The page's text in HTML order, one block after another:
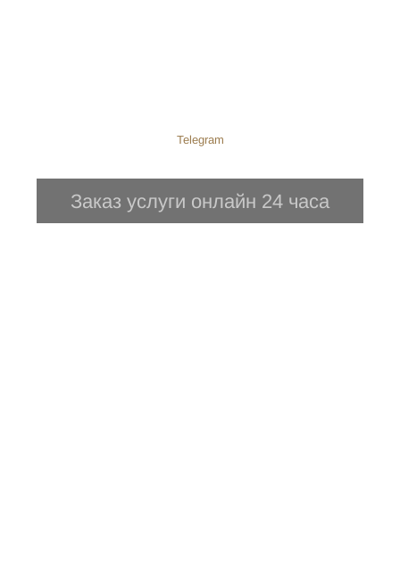
Telegram
Заказ услуги онлайн 24 часа